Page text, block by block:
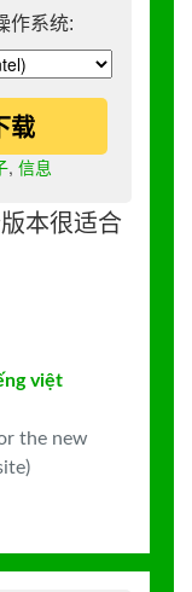
作系统:
载
, 信息
本很适合
việt
the new